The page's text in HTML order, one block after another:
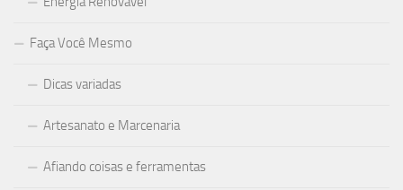
Faça Você Mesmo
Dicas variadas
Artesanato e Marcenaria
Afiando coisas e ferramentas